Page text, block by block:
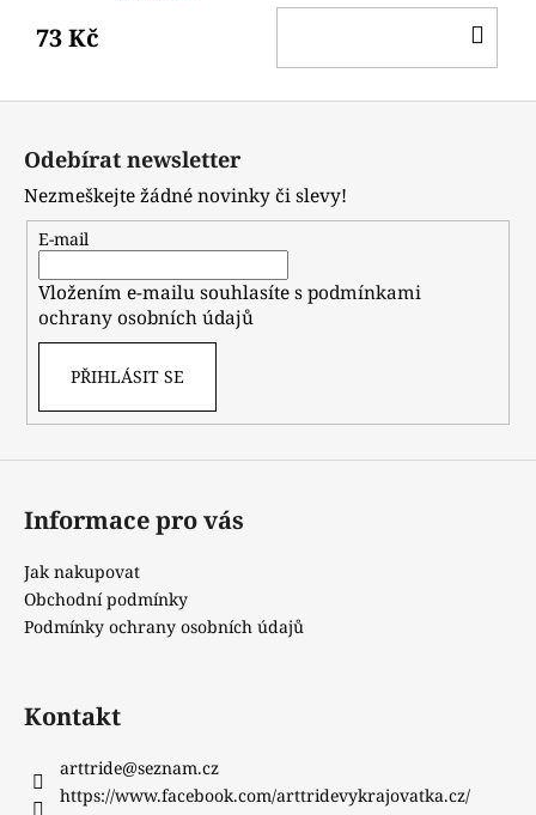
73 Kč
Z
Odebírat newsletter
Nezmeškejte žádné novinky či slevy!
E-mail
Vložením e-mailu souhlasíte spodmínkami
ochrany osobních údajů
PŘIHLÁSIT SE
Informace pro vás
Jak nakupovat
Obchodní podmínky
Podmínky ochrany osobních údajů
Kontakt
arttride@seznam.cz
https://www.facebook.com/arttridevykrajovatka.cz/